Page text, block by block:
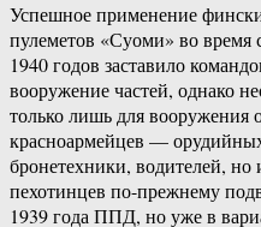
Успешное применение
пулеметов «Суоми» во время
1940 годов заставило
вооружение частей, однако
только лишь для вооружения
красноармейцев —
бронетехники, водителей,
пехотинцев по-прежнему
1939 года ППД, но уже в